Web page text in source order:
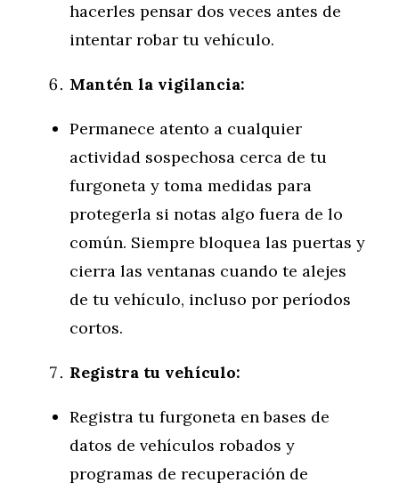
hacerles pensar dos veces antes de
intentar robar tu vehículo.
Mantén la vigilancia:
Permanece atento a cualquier
actividad sospechosa cerca de tu
furgoneta y toma medidas para
protegerla si notas algo fuera de lo
común. Siempre bloquea las puertas y
cierra las ventanas cuando te alejes
de tu vehículo, incluso por períodos
cortos.
Registra tu vehículo:
Registra tu furgoneta en bases de
datos de vehículos robados y
programas de recuperación de